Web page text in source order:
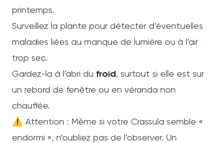
printemps.
Surveillez la plante pour détecter d’éventuelles
maladies liées au manque de lumière ou à l’air
trop sec.
Gardez-la à l’abri du froid, surtout si elle est sur
un rebord de fenêtre ou en véranda non
chauffée.
⚠️ Attention : Même si votre Crassula semble «
endormi », n’oubliez pas de l’observer. Un